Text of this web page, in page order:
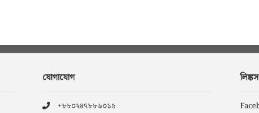
যোগাযোগ
+৮৮০২৪৭৮৮৬০১৫
লিঙ্কস